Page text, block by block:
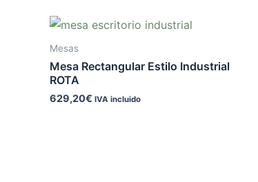
Mesas
Mesa Rectangular Estilo Industrial
ROTA
629,20€ IVA incluido